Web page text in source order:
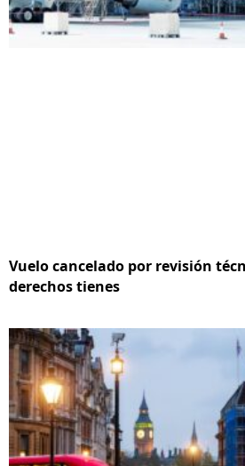
Vuelo cancelado por revisión
derechos tienes